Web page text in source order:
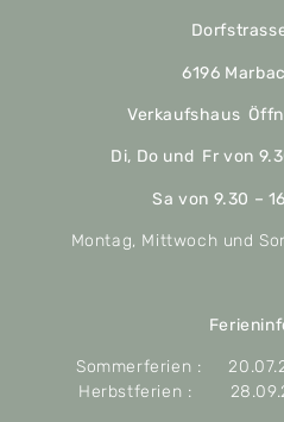
6196
Verkaufshaus
Di, Do und Fr von
Sa von 9.30 –
Montag, Mittwoch und
Sommerferien :
Herbstferien :